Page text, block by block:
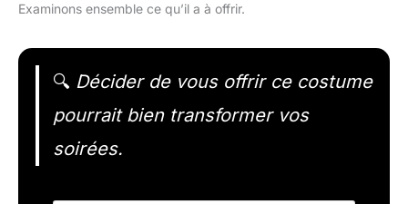
Examinons ensemble ce qu’il a à offrir.
🔍 Décider de vous offrir ce costume
pourrait bien transformer vos
soirées.